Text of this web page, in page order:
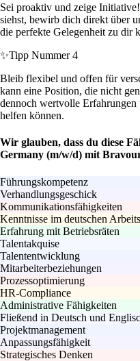
Sei proaktiv und zeige
siehst, bewirb dich direkt über
die perfekte Gelegenheit zu dir
✨Tipp Nummer 4
Bleib flexibel und offen für
kann eine Position, die nicht
dennoch wertvolle
helfen können.
Wir glauben, dass du diese
Germany (m/w/d) mit
Führungskompetenz
Verhandlungsgeschick
Kommunikationsfähigkeiten
Kenntnisse im deutschen
Erfahrung mit Betriebsräten
Talentakquise
Talententwicklung
Mitarbeiterbeziehungen
Prozessoptimierung
HR-Compliance
Administrative Fähigkeiten
Fließend in Deutsch und
Projektmanagement
Anpassungsfähigkeit
Strategisches Denken